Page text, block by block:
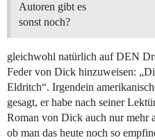
Autoren gibt es
sonst noch?
gleichwohl natürlich auf DEN
Feder von Dick hinzuweisen:
Eldritch“. Irgendein
gesagt, er habe nach seiner
Roman von Dick auch nur mehr
ob man das heute noch so